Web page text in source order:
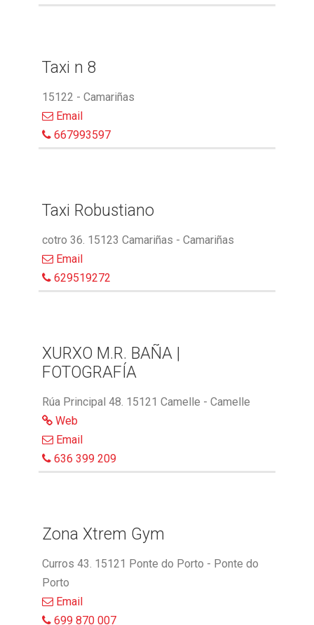
Taxi n 8
15122 - Camariñas
Email
667993597
Taxi Robustiano
cotro 36. 15123 Camariñas - Camariñas
Email
629519272
XURXO M.R. BAÑA |
FOTOGRAFÍA
Rúa Principal 48. 15121 Camelle - Camelle
Web
Email
636 399 209
Zona Xtrem Gym
Curros 43. 15121 Ponte do Porto - Ponte do
Porto
Email
699 870 007